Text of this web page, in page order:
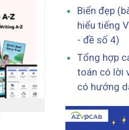
Biển đẹp
hiểu tiếng
- đề số 4)
Tổng hợp
toán có lời
có hướng